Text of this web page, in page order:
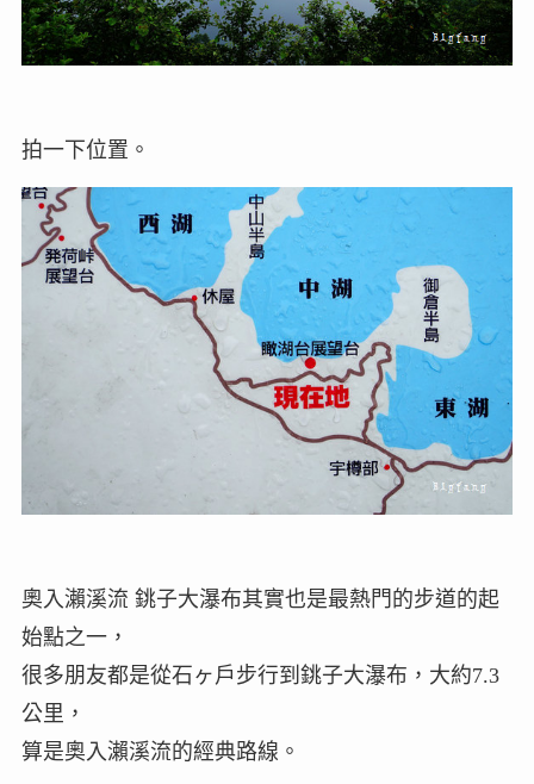
拍一下位置。
奧入瀨溪流 銚子大瀑布其實也是最熱門的步道的起
始點之一，
很多朋友都是從石ヶ戶步行到銚子大瀑布，大約7.3
公里，
算是奧入瀨溪流的經典路線。